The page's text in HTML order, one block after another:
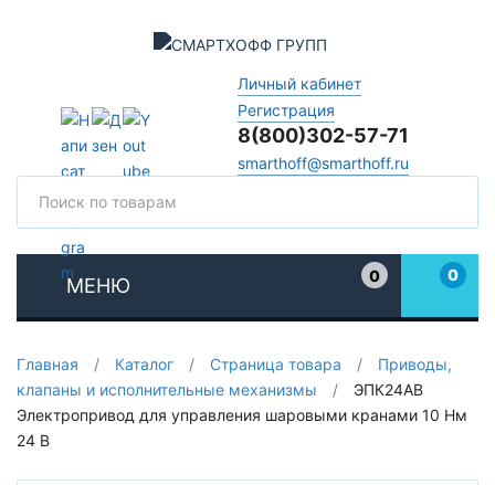
Личный кабинет
Регистрация
8(800)302-57-71
smarthoff@smarthoff.ru
МЕНЮ
0
0
Главная / Каталог / Страница товара /
Приводы,
клапаны и исполнительные механизмы
/
ЭПК24АВ
Электропривод для управления шаровыми кранами 10 Нм
24 В